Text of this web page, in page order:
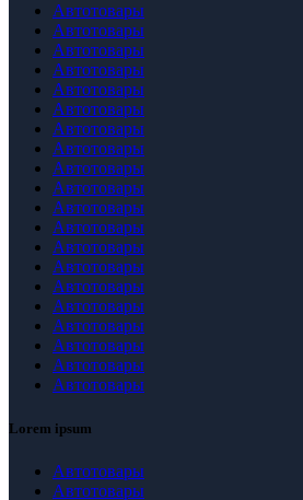
Автотовары
Автотовары
Автотовары
Автотовары
Автотовары
Автотовары
Автотовары
Автотовары
Автотовары
Автотовары
Автотовары
Автотовары
Автотовары
Автотовары
Автотовары
Автотовары
Автотовары
Автотовары
Автотовары
Автотовары
Lorem ipsum
Автотовары
Автотовары